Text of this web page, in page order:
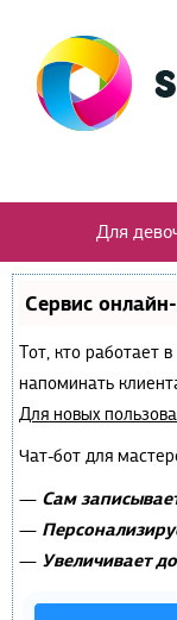
Для
Сервис
Тот, кто работает
напоминать
Для новых
Чат-бот для
— Сам
—
— Увеличивает